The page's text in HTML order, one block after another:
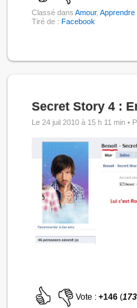
Classé dansAmour,Apprendre
Tiré de :Facebook
Secret Story 4 :
Le 24 juil 2010 à 15 h 11 min •
Vote :+146 (